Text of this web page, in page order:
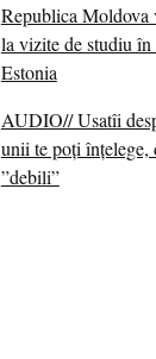
Republica Moldova
la vizite de studiu în
Estonia
AUDIO// Usatîi
unii te poți înțelege,
”debili”